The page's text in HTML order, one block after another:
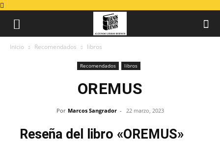
Inicio Recomendados libros
Recomendados libros
OREMUS
Por Marcos Sangrador - 22 marzo, 2023
Reseña del libro «OREMUS»